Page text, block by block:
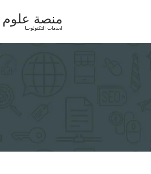
منصة
لخدمات التكنولوجيا